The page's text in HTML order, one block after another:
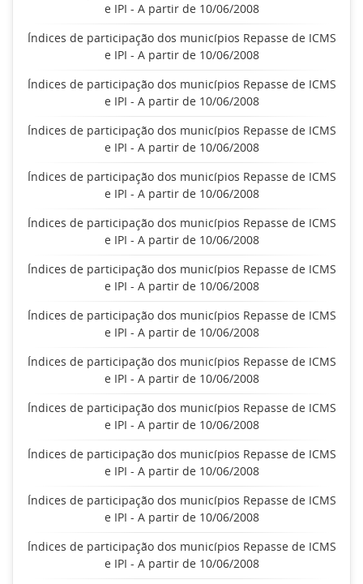
e IPI - A partir de 10/06/2008
Índices de participação dos municípios Repasse de ICMS
e IPI - A partir de 10/06/2008
Índices de participação dos municípios Repasse de ICMS
e IPI - A partir de 10/06/2008
Índices de participação dos municípios Repasse de ICMS
e IPI - A partir de 10/06/2008
Índices de participação dos municípios Repasse de ICMS
e IPI - A partir de 10/06/2008
Índices de participação dos municípios Repasse de ICMS
e IPI - A partir de 10/06/2008
Índices de participação dos municípios Repasse de ICMS
e IPI - A partir de 10/06/2008
Índices de participação dos municípios Repasse de ICMS
e IPI - A partir de 10/06/2008
Índices de participação dos municípios Repasse de ICMS
e IPI - A partir de 10/06/2008
Índices de participação dos municípios Repasse de ICMS
e IPI - A partir de 10/06/2008
Índices de participação dos municípios Repasse de ICMS
e IPI - A partir de 10/06/2008
Índices de participação dos municípios Repasse de ICMS
e IPI - A partir de 10/06/2008
Índices de participação dos municípios Repasse de ICMS
e IPI - A partir de 10/06/2008